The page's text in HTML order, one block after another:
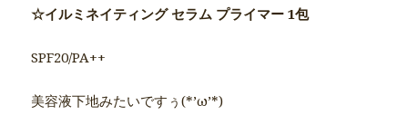
☆イルミネイティング セラム プライマー 1包
SPF20/PA++
美容液下地みたいですぅ(*’ω’*)